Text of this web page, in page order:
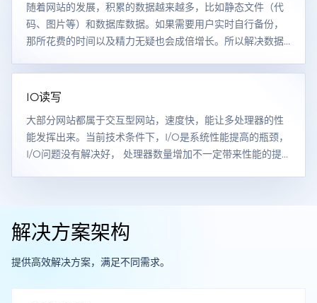
随着网站的发展，积累的数据越来越多，比如静态文件（代
码、图片等）和数据库数据。如果需要用户实时自行备份，
那所花费的时间以及精力无疑也会成倍增长。所以解决数据
IO读写
大部分网站都属于交互型网站，速度快，能让多处理器的性
能发挥出来。当前技术条件下，I/O是系统性能提高的瓶颈，
I/O问题没有解决好， 处理器数量增加不一定带来性能的提
解决方案架构
提供高效解决方案，满足不同需求。